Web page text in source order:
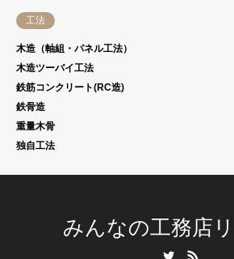
工法
木造（軸組・パネル工法）
木造ツーバイ工法
鉄筋コンクリート(RC造)
鉄骨造
重量木骨
独自工法
みんなの工務店